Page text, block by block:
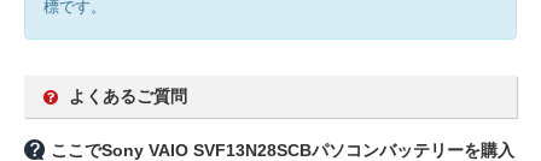
標です。
よくあるご質問
ここでSony VAIO SVF13N28SCBパソコンバッテリーを購入